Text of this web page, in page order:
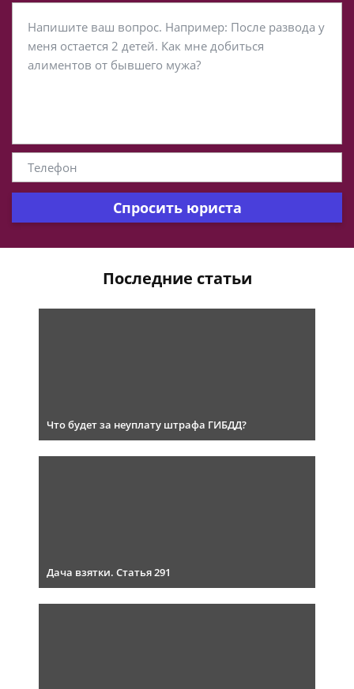
Спросить юриста
Последние статьи
Что будет за неуплату штрафа ГИБДД?
Дача взятки. Статья 291